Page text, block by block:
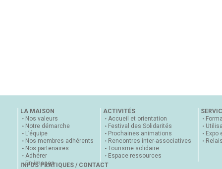
LA MAISON
Nos valeurs
Notre démarche
L’équipe
Nos membres adhérents
Nos partenaires
Adhérer
En images
ACTIVITÉS
Accueil et orientation
Festival des Solidarités
Prochaines animations
Rencontres inter-associatives
Tourisme solidaire
Espace ressources
Expo
INFOS PRATIQUES / CONTACT